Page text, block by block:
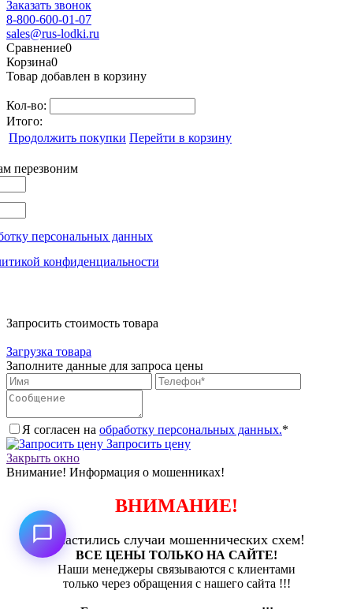
Заказать звонок
8-800-600-01-07
sales@rus-lodki.ru
Сравнение0
Корзина0
Товар добавлен в корзину
Кол-во:
Итого:
Продолжить покупки Перейти в корзину
перезвоним
персональных данных
конфиденциальности
Запросить стоимость товара
Загрузка товара
Заполните данные для запроса цены
Я согласен на обработку персональных данных.*
Запросить цену
Закрыть окно
Внимание! Информация о мошенниках!
ВНИМАНИЕ!
Участились случаи мошеннических схем!
ВСЕ ЦЕНЫ ТОЛЬКО НА САЙТЕ!
Наши менеджеры связываются с клиентами
только через обращения с нашего сайта !!!